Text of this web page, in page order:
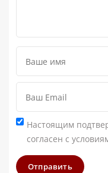
Настоящим
согласен с
Отправить